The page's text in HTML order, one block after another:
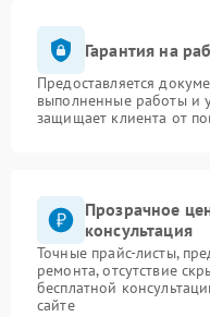
Гарантия на
Предоставляется
выполненные работы и
защищает клиента от
Прозрачное
консультация
Точные прайс-листы,
ремонта, отсутствие
бесплатной
сайте